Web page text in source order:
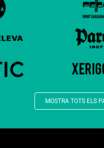
MOSTRA TOTS ELS